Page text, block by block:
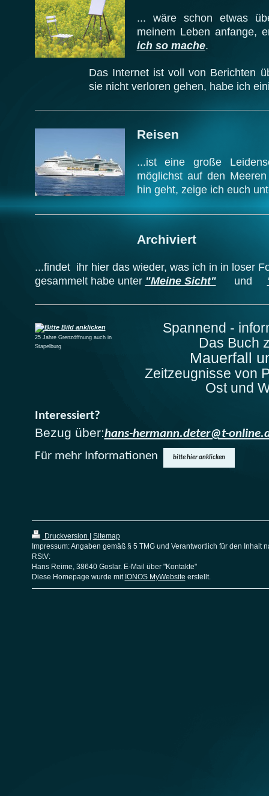
... wäre schon etwas
meinem Leben anfange,
ich so mache.
Das Internet ist voll von Berichten
sie nicht verloren gehen, habe ich
Reisen
...ist eine große
möglichst auf den
hin geht, zeige ich euch
Archiviert
...findet ihr hier das wieder, was ich in in loser
gesammelt habe unter "Meine Sicht"und
25 Jahre Grenzöffnung auch in
Stapelburg
Spannend -
Das Buch
Mauerfall
Zeitzeugnisse von
Ost und
Interessiert?
Bezug über:hans-hermann.deter@t-
Für mehr Informationen
bitte hier anklicken
Druckversion | Sitemap
Impressum: Angaben gemäß § 5 TMG und Verantwortlich für den Inhalt
RStV:
Hans Reime, 38640 Goslar. E-Mail über "Kontakte"
Diese Homepage wurde mit IONOS MyWebsite erstellt.